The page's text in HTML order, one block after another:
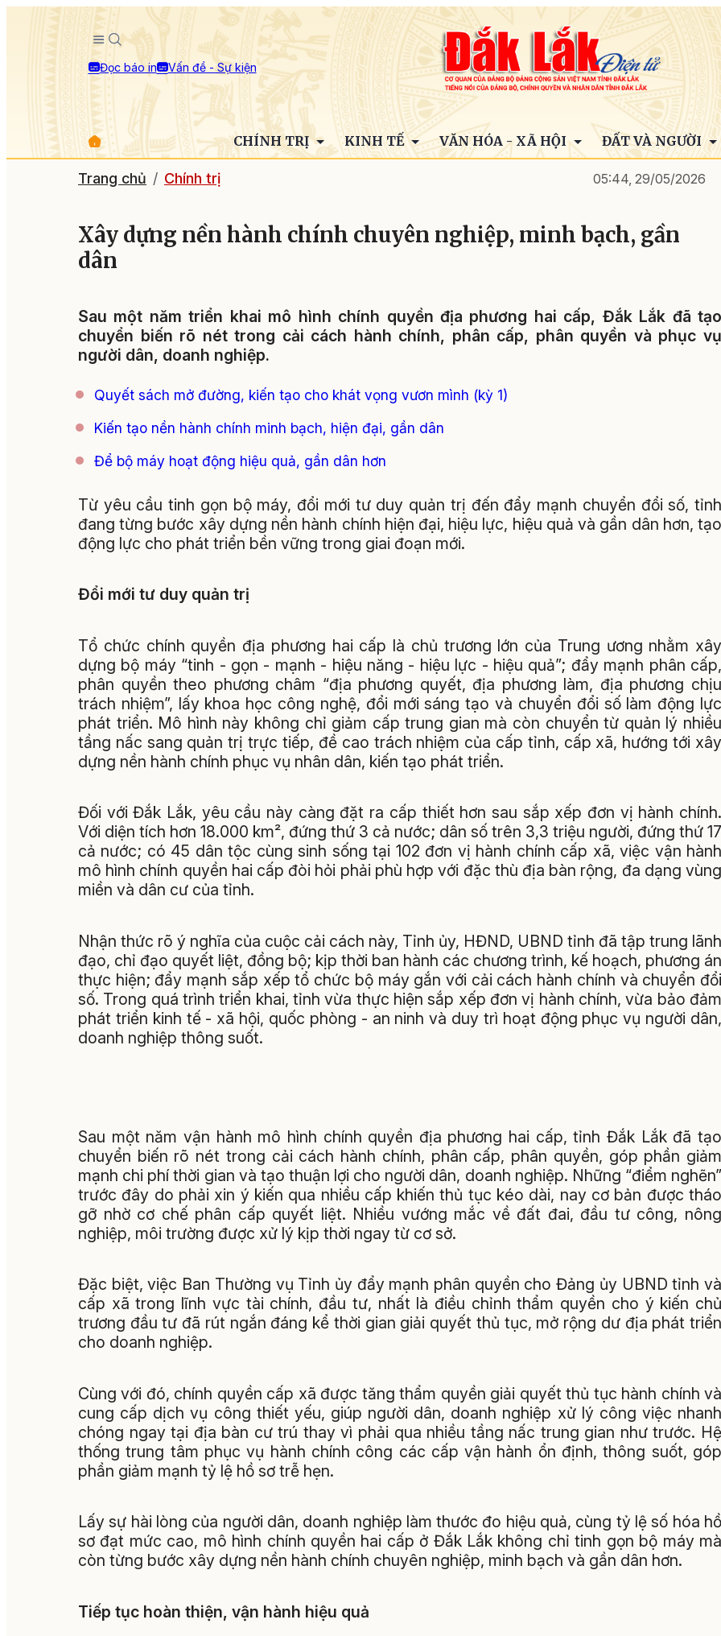
Đọc báo in Vấn đề - Sự kiện
CHÍNH TRỊ KINH TẾ VĂN HÓA - XÃ HỘI ĐẤT VÀ NGƯỜI
Trang chủ Chính trị 05:44, 29/05/2026
Xây dựng nền hành chính chuyên nghiệp, minh bạch, gần
dân
Sau một năm triển khai mô hình chính quyền địa phương hai cấp, Đắk Lắk đã tạo
chuyển biến rõ nét trong cải cách hành chính, phân cấp, phân quyền và phục vụ
người dân, doanh nghiệp.
Quyết sách mở đường, kiến tạo cho khát vọng vươn mình (kỳ 1)
Kiến tạo nền hành chính minh bạch, hiện đại, gần dân
Để bộ máy hoạt động hiệu quả, gần dân hơn
Từ yêu cầu tinh gọn bộ máy, đổi mới tư duy quản trị đến đẩy mạnh chuyển đổi số, tỉnh
đang từng bước xây dựng nền hành chính hiện đại, hiệu lực, hiệu quả và gần dân hơn, tạo
động lực cho phát triển bền vững trong giai đoạn mới.
Đổi mới tư duy quản trị
Tổ chức chính quyền địa phương hai cấp là chủ trương lớn của Trung ương nhằm xây
dựng bộ máy “tinh - gọn - mạnh - hiệu năng - hiệu lực - hiệu quả”; đẩy mạnh phân cấp,
phân quyền theo phương châm “địa phương quyết, địa phương làm, địa phương chịu
trách nhiệm”, lấy khoa học công nghệ, đổi mới sáng tạo và chuyển đổi số làm động lực
phát triển. Mô hình này không chỉ giảm cấp trung gian mà còn chuyển từ quản lý nhiều
tầng nấc sang quản trị trực tiếp, đề cao trách nhiệm của cấp tỉnh, cấp xã, hướng tới xây
dựng nền hành chính phục vụ nhân dân, kiến tạo phát triển.
Đối với Đắk Lắk, yêu cầu này càng đặt ra cấp thiết hơn sau sắp xếp đơn vị hành chính.
Với diện tích hơn 18.000 km², đứng thứ 3 cả nước; dân số trên 3,3 triệu người, đứng thứ 17
cả nước; có 45 dân tộc cùng sinh sống tại 102 đơn vị hành chính cấp xã, việc vận hành
mô hình chính quyền hai cấp đòi hỏi phải phù hợp với đặc thù địa bàn rộng, đa dạng vùng
miền và dân cư của tỉnh.
Nhận thức rõ ý nghĩa của cuộc cải cách này, Tỉnh ủy, HĐND, UBND tỉnh đã tập trung lãnh
đạo, chỉ đạo quyết liệt, đồng bộ; kịp thời ban hành các chương trình, kế hoạch, phương án
thực hiện; đẩy mạnh sắp xếp tổ chức bộ máy gắn với cải cách hành chính và chuyển đổi
số. Trong quá trình triển khai, tỉnh vừa thực hiện sắp xếp đơn vị hành chính, vừa bảo đảm
phát triển kinh tế - xã hội, quốc phòng - an ninh và duy trì hoạt động phục vụ người dân,
doanh nghiệp thông suốt.
Sau một năm vận hành mô hình chính quyền địa phương hai cấp, tỉnh Đắk Lắk đã tạo
chuyển biến rõ nét trong cải cách hành chính, phân cấp, phân quyền, góp phần giảm
mạnh chi phí thời gian và tạo thuận lợi cho người dân, doanh nghiệp. Những “điểm nghẽn”
trước đây do phải xin ý kiến qua nhiều cấp khiến thủ tục kéo dài, nay cơ bản được tháo
gỡ nhờ cơ chế phân cấp quyết liệt. Nhiều vướng mắc về đất đai, đầu tư công, nông
nghiệp, môi trường được xử lý kịp thời ngay từ cơ sở.
Đặc biệt, việc Ban Thường vụ Tỉnh ủy đẩy mạnh phân quyền cho Đảng ủy UBND tỉnh và
cấp xã trong lĩnh vực tài chính, đầu tư, nhất là điều chỉnh thẩm quyền cho ý kiến chủ
trương đầu tư đã rút ngắn đáng kể thời gian giải quyết thủ tục, mở rộng dư địa phát triển
cho doanh nghiệp.
Cùng với đó, chính quyền cấp xã được tăng thẩm quyền giải quyết thủ tục hành chính và
cung cấp dịch vụ công thiết yếu, giúp người dân, doanh nghiệp xử lý công việc nhanh
chóng ngay tại địa bàn cư trú thay vì phải qua nhiều tầng nấc trung gian như trước. Hệ
thống trung tâm phục vụ hành chính công các cấp vận hành ổn định, thông suốt, góp
phần giảm mạnh tỷ lệ hồ sơ trễ hẹn.
Lấy sự hài lòng của người dân, doanh nghiệp làm thước đo hiệu quả, cùng tỷ lệ số hóa hồ
sơ đạt mức cao, mô hình chính quyền hai cấp ở Đắk Lắk không chỉ tinh gọn bộ máy mà
còn từng bước xây dựng nền hành chính chuyên nghiệp, minh bạch và gần dân hơn.
Tiếp tục hoàn thiện, vận hành hiệu quả